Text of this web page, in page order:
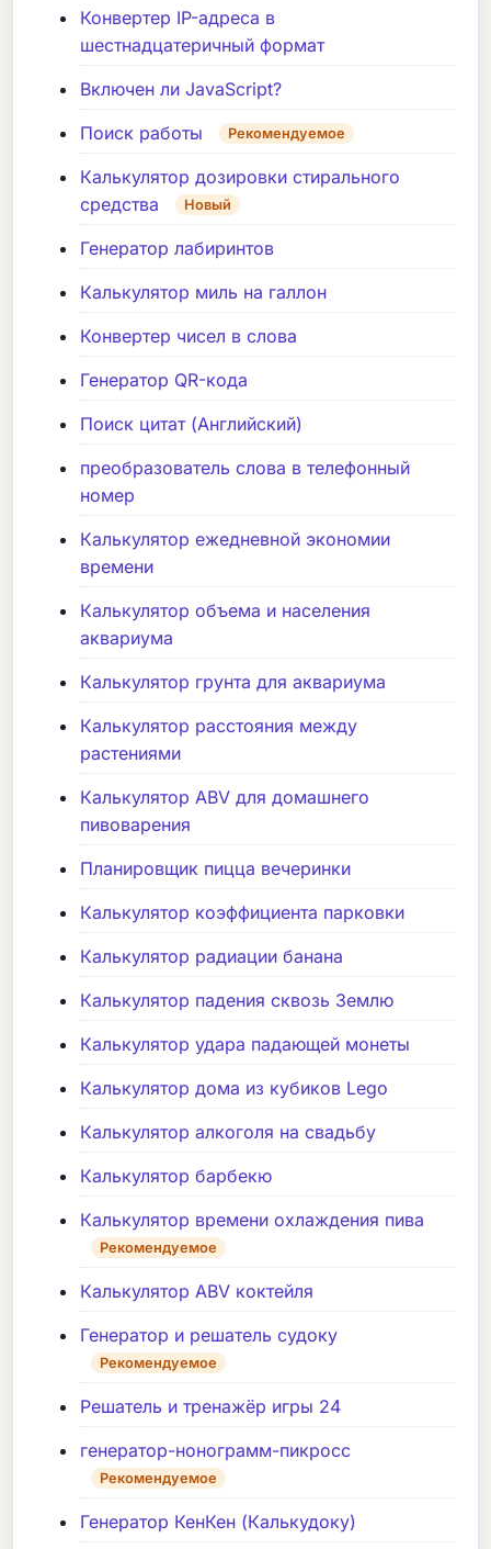
Конвертер IP-адреса в
шестнадцатеричный формат
Включен ли JavaScript?
Поиск работы
Рекомендуемое
Калькулятор дозировки стирального
средства
Новый
Генератор лабиринтов
Калькулятор миль на галлон
Конвертер чисел в слова
Генератор QR-кода
Поиск цитат (Английский)
преобразователь слова в телефонный
номер
Калькулятор ежедневной экономии
времени
Калькулятор объема и населения
аквариума
Калькулятор грунта для аквариума
Калькулятор расстояния между
растениями
Калькулятор ABV для домашнего
пивоварения
Планировщик пицца вечеринки
Калькулятор коэффициента парковки
Калькулятор радиации банана
Калькулятор падения сквозь Землю
Калькулятор удара падающей монеты
Калькулятор дома из кубиков Lego
Калькулятор алкоголя на свадьбу
Калькулятор барбекю
Калькулятор времени охлаждения пива
Рекомендуемое
Калькулятор ABV коктейля
Генератор и решатель судоку
Рекомендуемое
Решатель и тренажёр игры 24
генератор-нонограмм-пикросс
Рекомендуемое
Генератор КенКен (Калькудоку)